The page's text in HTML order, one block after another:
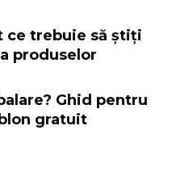
ce trebuie să știți
produselor
Ghid pentru
gratuit